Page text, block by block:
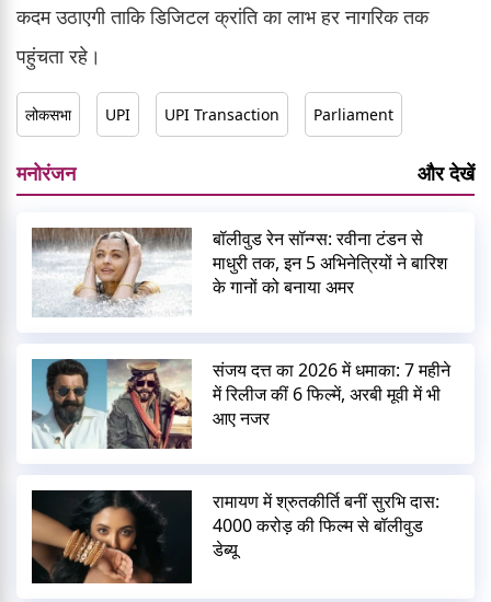
कदम उठाएगी ताकि डिजिटल क्रांति का लाभ हर नागरिक तक
पहुंचता रहे।
लोकसभा UPI UPI Transaction Parliament
मनोरंजन और देखें
बॉलीवुड रेन सॉन्ग्स: रवीना टंडन से
माधुरी तक, इन 5 अभिनेत्रियों ने बारिश
के गानों को बनाया अमर
संजय दत्त का 2026 में धमाका: 7 महीने
में रिलीज कीं 6 फिल्में, अरबी मूवी में भी
आए नजर
रामायण में श्रुतकीर्ति बनीं सुरभि दास:
4000 करोड़ की फिल्म से बॉलीवुड
डेब्यू